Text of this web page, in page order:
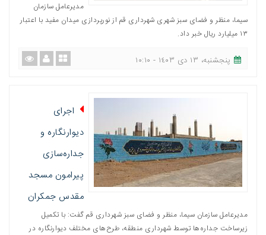
مدیرعامل سازمان
سیما، منظر و فضای سبز شهری شهرداری قم از نورپردازی میدان مفید با اعتبار
۱۳ میلیارد ریال خبر داد.
پنجشنبه، ١٣ دی ١٤٠٣ - ١٠:١٠
اجرای
دیوارنگاره و
جداره‌سازی
پیرامون مسجد
مقدس جمکران
مدیرعامل سازمان سیما، منظر و فضای سبز شهرداری قم گفت: با تکمیل
زیرساخت جداره‌ها توسط شهرداری منطقه، طرح‌های مختلف دیوارنگاره در